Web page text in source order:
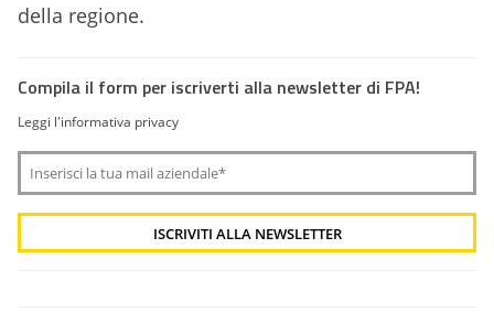
della regione.
Compila il form per iscriverti alla newsletter di FPA!
Leggi l'informativa privacy